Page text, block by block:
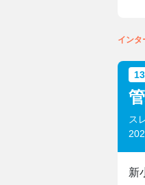
インタ
13
ス
新